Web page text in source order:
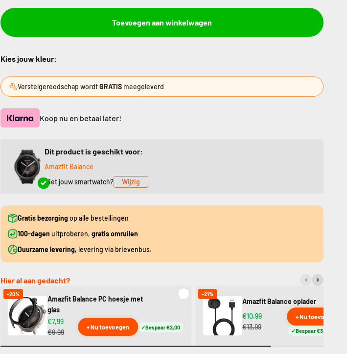
Toevoegen aan winkelwagen
Kies jouw kleur:
Verstelgereedschap wordtGRATIS meegeleverd
Koop nu en betaal later!
Dit product is geschikt voor:
Amazfit Balance
Niet jouw smartwatch?
Wijzig
Gratis bezorgingop alle bestellingen
100-dagen uitproberen, gratis omruilen
Duurzame levering, levering via brievenbus.
Hier al aan gedacht?
-20%
Amazfit Balance PC hoesje met
glas
€7,99
€9,99
+ Nu toevoegen Bespaar €2,00
-21%
Amazfit Balance oplader
€10,99
€13,99
+ Nu toevoegen
Bespaar €3,00